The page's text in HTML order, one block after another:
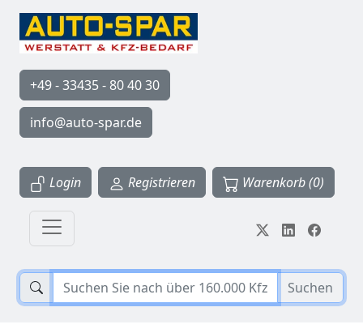
+49 - 33435 - 80 40 30
info@auto-spar.de
Login Registrieren Warenkorb (0)
Suchen